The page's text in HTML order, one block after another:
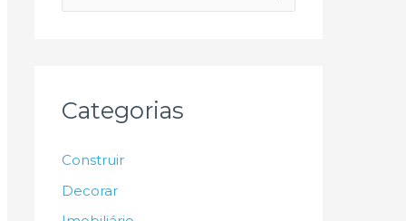
e
i
r
Categorias
Construir
Decorar